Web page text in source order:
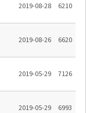
2019-08-28 6210
2019-08-26 6620
2019-05-29 7126
2019-05-29 6993